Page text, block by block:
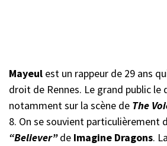
Mayeul est un rappeur de 29 ans
droit de Rennes. Le grand public le
notamment sur la scène de The
8. On se souvient particulièrement
“Believer”de Imagine Dragons.